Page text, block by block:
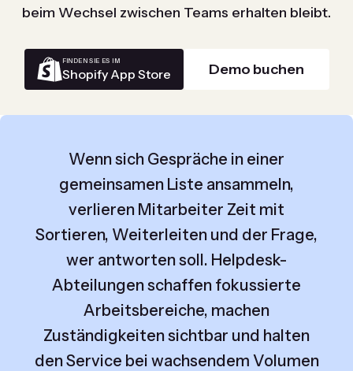
beim Wechsel zwischen Teams erhalten bleibt.
FINDEN SIE ES IM
Shopify App Store Demo buchen
Wenn sich Gespräche in einer
gemeinsamen Liste ansammeln,
verlieren Mitarbeiter Zeit mit
Sortieren, Weiterleiten und der Frage,
wer antworten soll. Helpdesk-
Abteilungen schaffen fokussierte
Arbeitsbereiche, machen
Zuständigkeiten sichtbar und halten
den Service bei wachsendem Volumen